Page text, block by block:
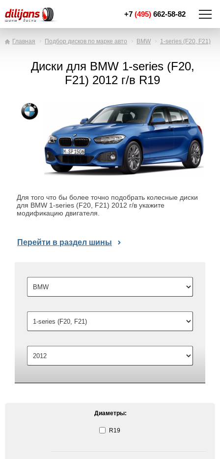
+7 (495) 662-58-82
Главная Подбор дисков по марке авто BMW 1-series (F20, F21)
Диски для BMW 1-series (F20,
F21) 2012 г/в R19
Для того что бы более точно подобрать колесные диски
для BMW 1-series (F20, F21) 2012 г/в укажите
модификацию двигателя.
Перейти в раздел шины
Диаметры:
R19